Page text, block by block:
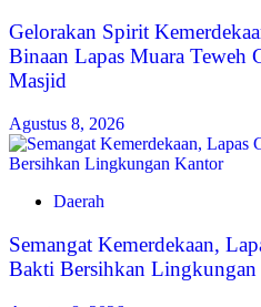
Gelorakan Spirit
Binaan Lapas Muara
Masjid
Agustus 8, 2026
Daerah
Semangat Kemerdekaan,
Bakti Bersihkan